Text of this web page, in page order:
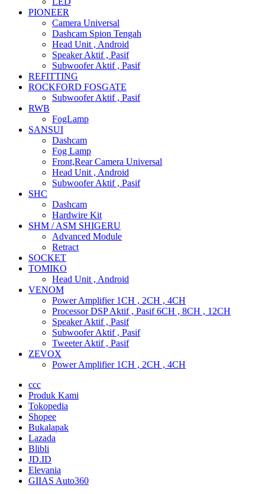
PIONEER
Camera Universal
Dashcam Spion Tengah
Head Unit , Android
Speaker Aktif , Pasif
Subwoofer Aktif , Pasif
REFITTING
ROCKFORD FOSGATE
Subwoofer Aktif , Pasif
RWB
FogLamp
SANSUI
Dashcam
Fog Lamp
Front,Rear Camera Universal
Head Unit , Android
Subwoofer Aktif , Pasif
SHC
Dashcam
Hardwire Kit
SHM / ASM SHIGERU
Advanced Module
Retract
SOCKET
TOMIKO
Head Unit , Android
VENOM
Power Amplifier 1CH , 2CH , 4CH
Processor DSP Aktif , Pasif 6CH , 8CH , 12CH
Speaker Aktif , Pasif
Subwoofer Aktif , Pasif
Tweeter Aktif , Pasif
ZEVOX
Power Amplifier 1CH , 2CH , 4CH
ccc
Produk Kami
Tokopedia
Shopee
Bukalapak
Lazada
Blibli
JD.ID
Elevania
GIIAS Auto360